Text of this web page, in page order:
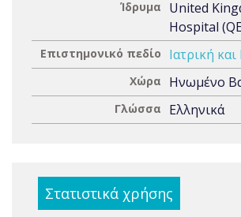
Ίδρυμα
United
Hospital
Επιστημονικό πεδίο Ιατρική
Χώρα Ηνωμένο
Γλώσσα Ελληνικά
Στατιστικά χρήσης